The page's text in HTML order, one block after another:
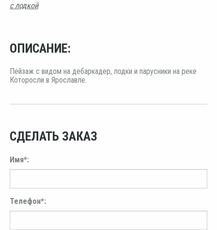
с лодкой
ОПИСАНИЕ:
Пейзаж с видом на дебаркадер, лодки и парусники на реке
Которосли в Ярославле.
СДЕЛАТЬ ЗАКАЗ
Имя*:
Телефон*: